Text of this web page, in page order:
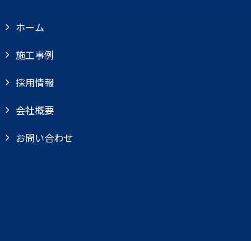
ホーム
施工事例
採用情報
会社概要
お問い合わせ